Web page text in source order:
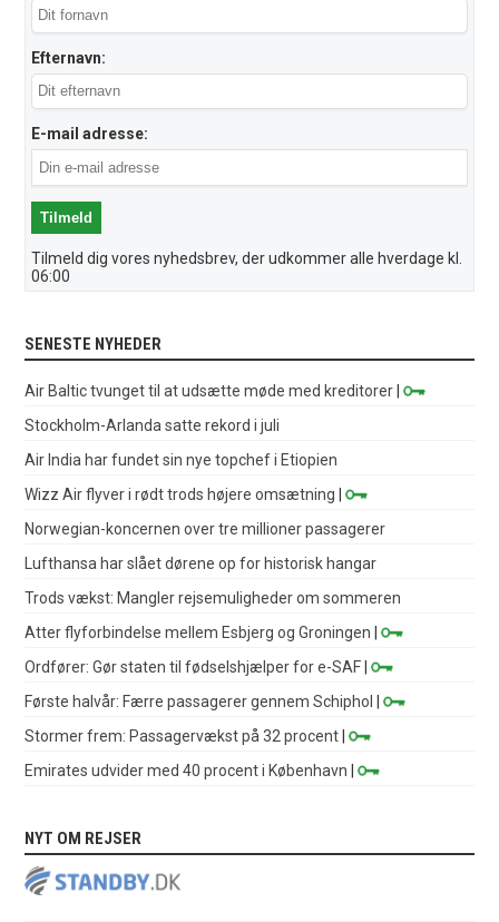
Efternavn:
E-mail adresse:
Tilmeld dig vores nyhedsbrev, der udkommer alle hverdage kl.
06:00
SENESTE NYHEDER
Air Baltic tvunget til at udsætte møde med kreditorer |
Stockholm-Arlanda satte rekord i juli
Air India har fundet sin nye topchef i Etiopien
Wizz Air flyver i rødt trods højere omsætning |
Norwegian-koncernen over tre millioner passagerer
Lufthansa har slået dørene op for historisk hangar
Trods vækst: Mangler rejsemuligheder om sommeren
Atter flyforbindelse mellem Esbjerg og Groningen |
Ordfører: Gør staten til fødselshjælper for e-SAF |
Første halvår: Færre passagerer gennem Schiphol
|
Stormer frem: Passagervækst på 32 procent |
Emirates udvider med 40 procent i København |
NYT OM REJSER